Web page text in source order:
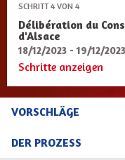
SCHRITT 4 VON 4
Délibération du
d'Alsace
18/12/2023 - 19/12/2023
Schritte anzeigen
VORSCHLÄGE
DER PROZESS